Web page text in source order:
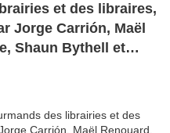
et des libraires,
Jorge Carrión, Maël
Shaun Bythell et